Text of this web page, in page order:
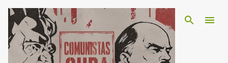
Ir al contenido principal